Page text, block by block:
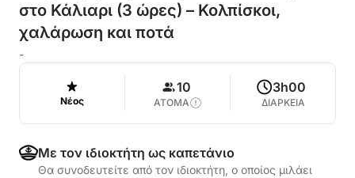
στο Κάλιαρι (3 ώρες) – Κολπίσκοι,
χαλάρωση και ποτά
-
Νέος
10
ΑΤΟΜΑ
3h00
ΔΙΑΡΚΕΙΑ
Με τον ιδιοκτήτη ως καπετάνιο
Θα συνοδευτείτε από τον ιδιοκτήτη, ο οποίος μιλάει